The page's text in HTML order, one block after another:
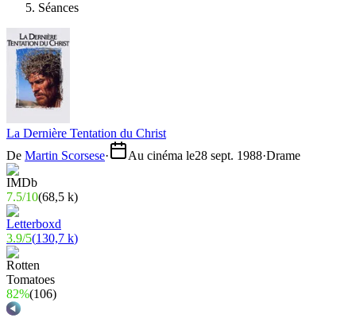
Séances
La Dernière Tentation du Christ
De Martin Scorsese· Au cinéma le28 sept. 1988·Drame
7.5/10(68,5 k)
3.9/5(130,7 k)
82%(106)